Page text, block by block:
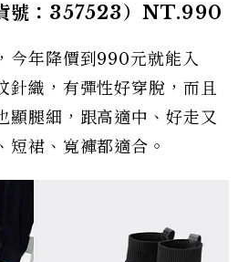
號：357523）NT.990
今年降價到990元就能入
針織，有彈性好穿脫，而且
顯腿細，跟高適中、好走又
短裙、寬褲都適合。